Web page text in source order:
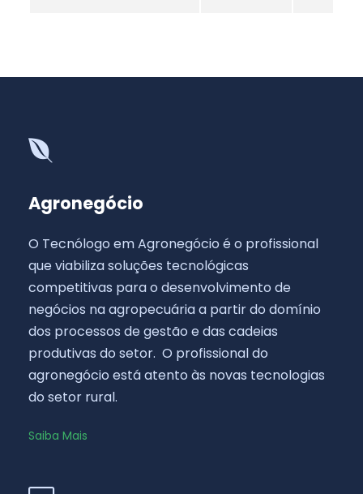
Agronegócio
O Tecnólogo em Agronegócio é o profissional
que viabiliza soluções tecnológicas
competitivas para o desenvolvimento de
negócios na agropecuária a partir do domínio
dos processos de gestão e das cadeias
produtivas do setor. O profissional do
agronegócio está atento às novas tecnologias
do setor rural.
Saiba Mais